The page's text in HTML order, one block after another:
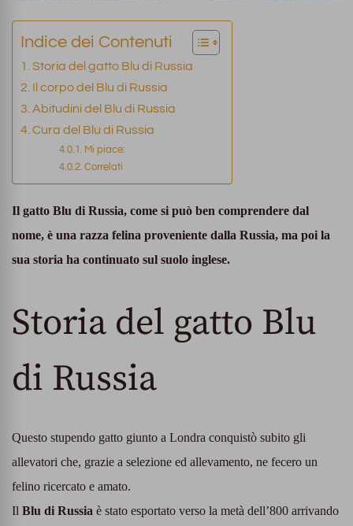
Indice dei Contenuti
Storia del gatto Blu di Russia
Il corpo del Blu di Russia
Abitudini del Blu di Russia
Cura del Blu di Russia
Mi piace:
Correlati
Il gatto Blu di Russia, come si può ben comprendere dal
nome, è una razza felina proveniente dalla Russia, ma poi la
sua storia ha continuato sul suolo inglese.
Storia del gatto Blu
di Russia
Questo stupendo gatto giunto a Londra conquistò subito gli
allevatori che, grazie a selezione ed allevamento, ne fecero un
felino ricercato e amato.
Il Blu di Russia è stato esportato verso la metà dell’800 arrivando